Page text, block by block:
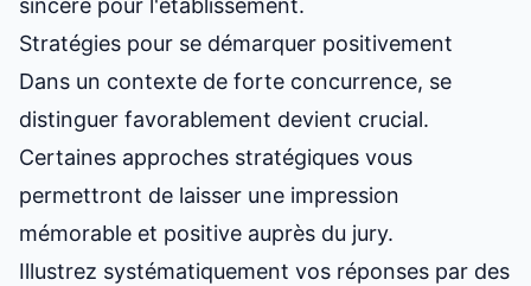
sincère pour l'établissement.
Stratégies pour se démarquer positivement
Dans un contexte de forte concurrence, se
distinguer favorablement devient crucial.
Certaines approches stratégiques vous
permettront de laisser une impression
mémorable et positive auprès du jury.
Illustrez systématiquement vos réponses par des